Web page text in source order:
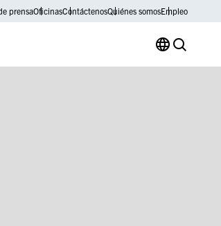
prensaOficinasContáctenosQuiénes somosEmpleo